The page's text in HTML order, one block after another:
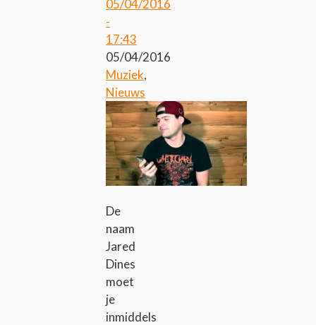
05/04/2016
-
17:43
05/04/2016
Muziek,
Nieuws
De
naam
Jared
Dines
moet
je
inmiddels